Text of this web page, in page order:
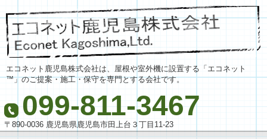
エコネット鹿児島株式会社は、屋根や室外機に設置する「エコネット
™」のご提案・施工・保守を専門とする会社です。
099-811-3467
〒890-0036 鹿児島県鹿児島市田上台３丁目11-23